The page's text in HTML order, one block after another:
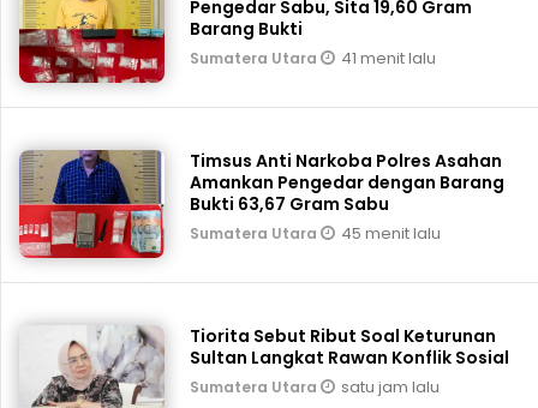
Pengedar Sabu, Sita 19,60 Gram
Barang Bukti
Sumatera Utara 41 menit lalu
Timsus Anti Narkoba Polres Asahan
Amankan Pengedar dengan Barang
Bukti 63,67 Gram Sabu
Sumatera Utara 45 menit lalu
Tiorita Sebut Ribut Soal Keturunan
Sultan Langkat Rawan Konflik Sosial
Sumatera Utara satu jam lalu